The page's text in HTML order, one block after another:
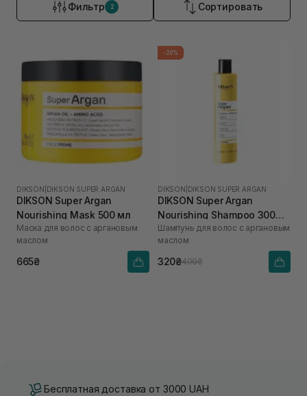
Фильтр 2 Сортировать
DIKSON DIKSON SUPER ARGAN
DIKSON Super Argan
Nourishing Mask 500 мл
Маска для волос с аргановым
маслом
665₴
-20%
DIKSON DIKSON SUPER ARGAN
DIKSON Super Argan
Nourishing Shampoo 300
мл
Шампунь для волос с аргановым
маслом
320₴400₴
Бесплатная доставка от 3000 UAH